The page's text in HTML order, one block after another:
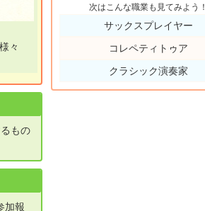
々
もの
加報
次はこんな職業も見てみよう！
サックスプレイヤー
コレペティトゥア
クラシック演奏家